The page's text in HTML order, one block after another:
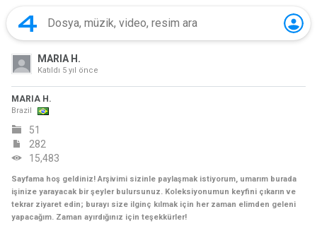
MARIA H.
Katıldı 5 yıl önce
MARIA H.
Brazil
51
282
15,483
Sayfama hoş geldiniz! Arşivimi sizinle paylaşmak istiyorum, umarım burada
işinize yarayacak bir şeyler bulursunuz. Koleksiyonumun keyfini çıkarın ve
tekrar ziyaret edin; burayı size ilginç kılmak için her zaman elimden geleni
yapacağım. Zaman ayırdığınız için teşekkürler!